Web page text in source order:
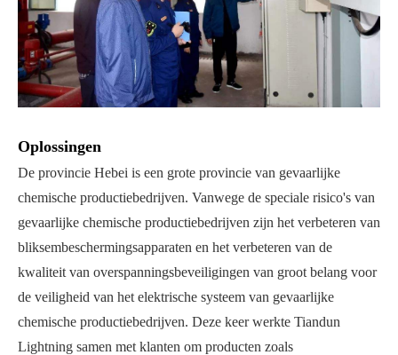
Oplossingen
De provincie Hebei is een grote provincie van gevaarlijke
chemische productiebedrijven. Vanwege de speciale risico's van
gevaarlijke chemische productiebedrijven zijn het verbeteren van
bliksembeschermingsapparaten en het verbeteren van de
kwaliteit van overspanningsbeveiligingen van groot belang voor
de veiligheid van het elektrische systeem van gevaarlijke
chemische productiebedrijven. Deze keer werkte Tiandun
Lightning samen met klanten om producten zoals